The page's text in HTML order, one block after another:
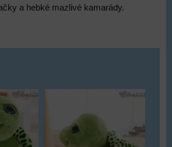
a hebké mazlivé kamarády.